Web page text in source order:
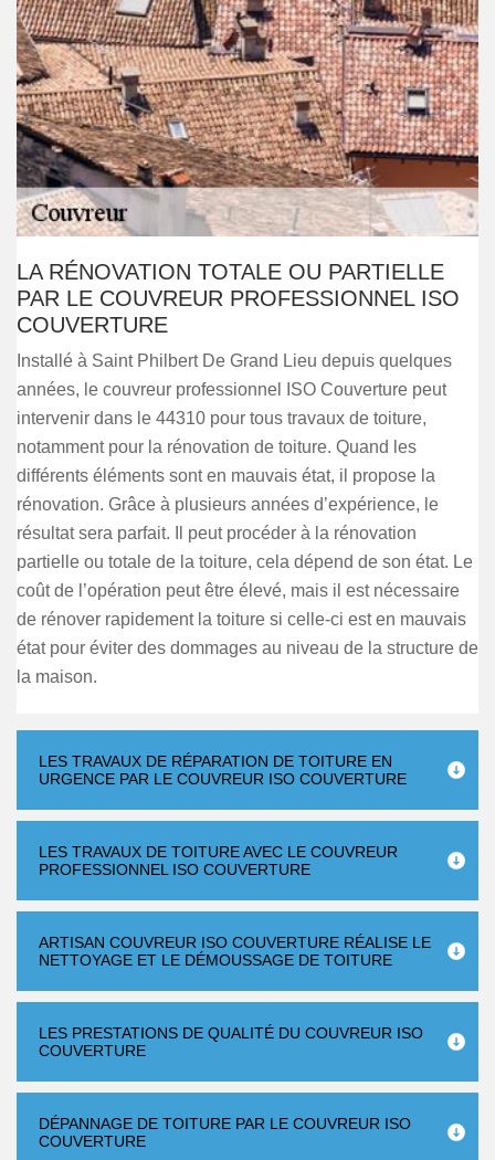
LA RÉNOVATION TOTALE OU PARTIELLE
PAR LE COUVREUR PROFESSIONNEL ISO
COUVERTURE
Installé à Saint Philbert De Grand Lieu depuis quelques
années, le couvreur professionnel ISO Couverture peut
intervenir dans le 44310 pour tous travaux de toiture,
notamment pour la rénovation de toiture. Quand les
différents éléments sont en mauvais état, il propose la
rénovation. Grâce à plusieurs années d’expérience, le
résultat sera parfait. Il peut procéder à la rénovation
partielle ou totale de la toiture, cela dépend de son état. Le
coût de l’opération peut être élevé, mais il est nécessaire
de rénover rapidement la toiture si celle-ci est en mauvais
état pour éviter des dommages au niveau de la structure de
la maison.
LES TRAVAUX DE RÉPARATION DE TOITURE EN
URGENCE PAR LE COUVREUR ISO COUVERTURE
LES TRAVAUX DE TOITURE AVEC LE COUVREUR
PROFESSIONNEL ISO COUVERTURE
ARTISAN COUVREUR ISO COUVERTURE RÉALISE LE
NETTOYAGE ET LE DÉMOUSSAGE DE TOITURE
LES PRESTATIONS DE QUALITÉ DU COUVREUR ISO
COUVERTURE
DÉPANNAGE DE TOITURE PAR LE COUVREUR ISO
COUVERTURE